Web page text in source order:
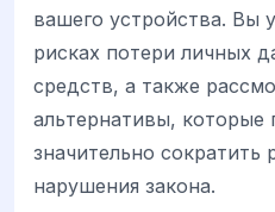
вашего устройства. Вы
рисках потери личных
средств, а также
альтернативы, которые
значительно сократить
нарушения закона.